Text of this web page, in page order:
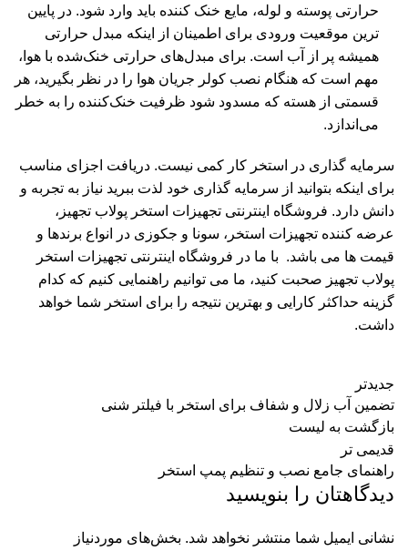
حرارتی پوسته و لوله، مایع خنک کننده باید وارد شود. در پایین
ترین موقعیت ورودی برای اطمینان از اینکه مبدل حرارتی
همیشه پر از آب است. برای مبدل‌های حرارتی خنک‌شده با هوا،
مهم است که هنگام نصب کولر جریان هوا را در نظر بگیرید، هر
قسمتی از هسته که مسدود شود ظرفیت خنک‌کننده را به خطر
می‌اندازد.
سرمایه گذاری در استخر کار کمی نیست. دریافت اجزای مناسب
برای اینکه بتوانید از سرمایه گذاری خود لذت ببرید نیاز به تجربه و
دانش دارد. فروشگاه اینترنتی تجهیزات استخر پولاب تجهیز ،
عرضه کننده تجهیزات استخر ، سونا و جکوزی در انواع برندها و
قیمت ها می باشد. با ما در فروشگاه اینترنتی تجهیزات استخر
پولاب تجهیز صحبت کنید، ما می توانیم راهنمایی کنیم که کدام
گزینه حداکثر کارایی و بهترین نتیجه را برای استخر شما خواهد
داشت.
جدیدتر
تضمین آب زلال و شفاف برای استخر با فیلتر شنی
بازگشت به لیست
قدیمی تر
راهنمای جامع نصب و تنظیم پمپ استخر
دیدگاهتان را بنویسید
نشانی ایمیل شما منتشر نخواهد شد. بخش‌های موردنیاز